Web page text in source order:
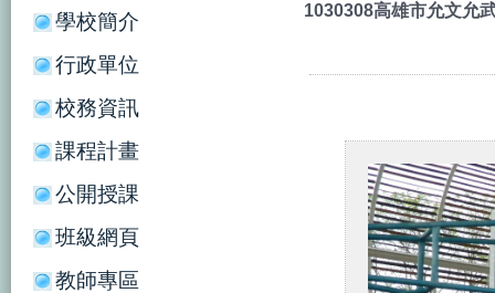
學校簡介
行政單位
校務資訊
課程計畫
公開授課
班級網頁
教師專區
1030308高雄市允文允